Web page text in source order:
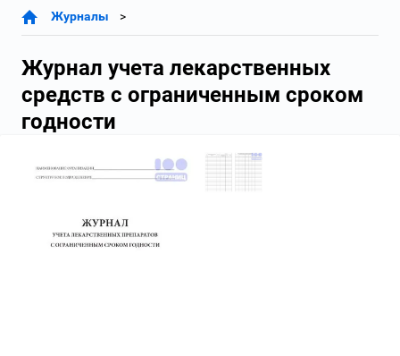
Журналы
Журнал учета лекарственных
средств с ограниченным сроком
годности